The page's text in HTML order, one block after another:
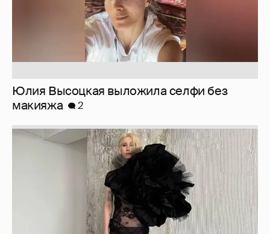
Юлия Высоцкая выложила селфи без
макияжа
2